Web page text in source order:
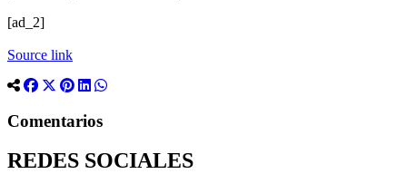
[ad_2]
Source link
Comentarios
REDES SOCIALES